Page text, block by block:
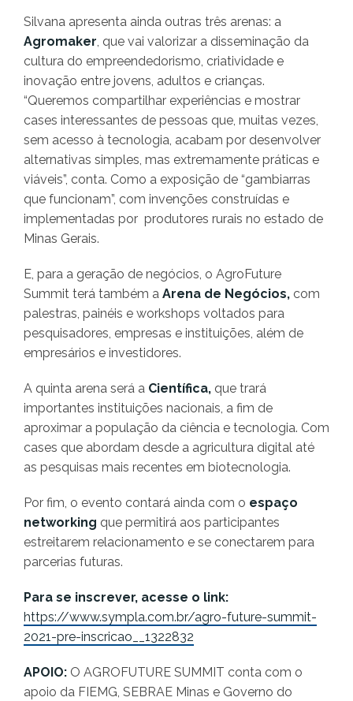
Silvana apresenta ainda outras três arenas: a
Agromaker , que vai valorizar a disseminação da
cultura do empreendedorismo, criatividade e
inovação entre jovens, adultos e crianças.
“Queremos compartilhar experiências e mostrar
cases interessantes de pessoas que, muitas vezes,
sem acesso à tecnologia, acabam por desenvolver
alternativas simples, mas extremamente práticas e
viáveis”, conta. Como a exposição de “gambiarras
que funcionam”, com invenções construídas e
implementadas por produtores rurais no estado de
Minas Gerais.
E, para a geração de negócios, o AgroFuture
Summit terá também a Arena de Negócios, com
palestras, painéis e workshops voltados para
pesquisadores, empresas e instituições, além de
empresários e investidores.
A quinta arena será a Científica, que trará
importantes instituições nacionais, a fim de
aproximar a população da ciência e tecnologia. Com
cases que abordam desde a agricultura digital até
as pesquisas mais recentes em biotecnologia.
Por fim, o evento contará ainda com o espaço
networking que permitirá aos participantes
estreitarem relacionamento e se conectarem para
parcerias futuras.
Para se inscrever, acesse o link:
https://www.sympla.com.br/agro-future-summit-
2021-pre-inscricao__1322832
APOIO: O AGROFUTURE SUMMIT conta com o
apoio da FIEMG, SEBRAE Minas e Governo do